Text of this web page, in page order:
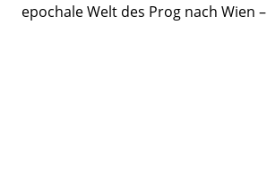
epochale Welt des Prog nach Wien